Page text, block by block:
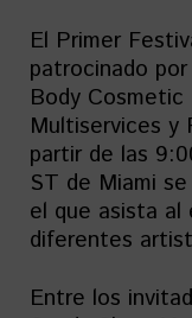
El Primer
patrocinado
Body Cosmetic
Multiservices y
partir de las
ST de Miami
el que asista al
diferentes
Entre los